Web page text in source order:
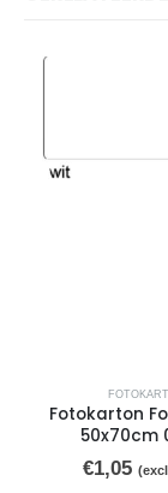
Fotokarton
50x70cm
€1,05